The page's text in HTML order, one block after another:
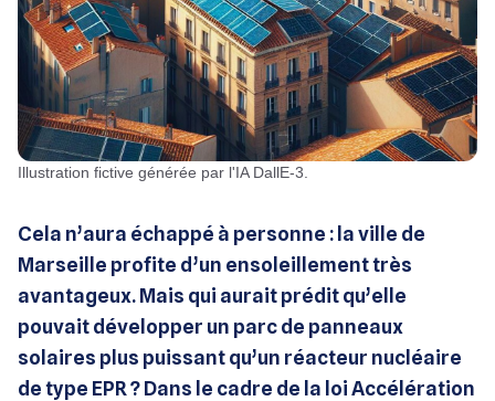
Illustration fictive générée par l'IA DallE-3.
Cela n’aura échappé à personne : la ville de
Marseille profite d’un ensoleillement très
avantageux. Mais qui aurait prédit qu’elle
pouvait développer un parc de panneaux
solaires plus puissant qu’un réacteur nucléaire
de type EPR ? Dans le cadre de la loi Accélération